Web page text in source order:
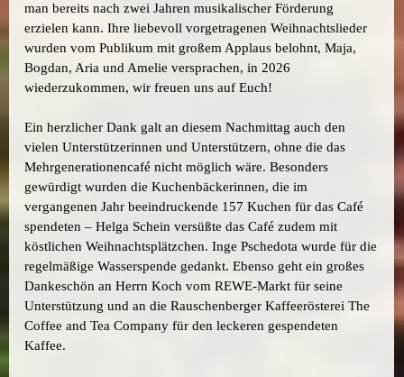
man bereits nach zwei Jahren musikalischer Förderung
erzielen kann. Ihre liebevoll vorgetragenen Weihnachtslieder
wurden vom Publikum mit großem Applaus belohnt, Maja,
Bogdan, Aria und Amelie versprachen, in 2026
wiederzukommen, wir freuen uns auf Euch!
Ein herzlicher Dank galt an diesem Nachmittag auch den
vielen Unterstützerinnen und Unterstützern, ohne die das
Mehrgenerationencafé nicht möglich wäre. Besonders
gewürdigt wurden die Kuchenbäckerinnen, die im
vergangenen Jahr beeindruckende 157 Kuchen für das Café
spendeten – Helga Schein versüßte das Café zudem mit
köstlichen Weihnachtsplätzchen. Inge Pschedota wurde für die
regelmäßige Wasserspende gedankt. Ebenso geht ein großes
Dankeschön an Herrn Koch vom REWE-Markt für seine
Unterstützung und an die Rauschenberger Kaffeerösterei The
Coffee and Tea Company für den leckeren gespendeten
Kaffee.